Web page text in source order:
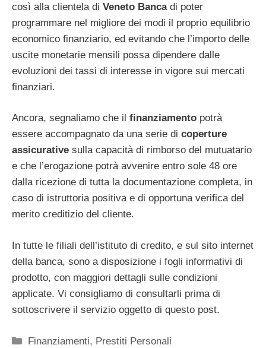
così alla clientela di Veneto Bancadi poter
programmare nel migliore dei modi il proprio equilibrio
economico finanziario, ed evitando che l’importo delle
uscite monetarie mensili possa dipendere dalle
evoluzioni dei tassi di interesse in vigore sui mercati
finanziari.
Ancora, segnaliamo che il finanziamento potrà
essere accompagnato da una serie di coperture
assicurative sulla capacità di rimborso del mutuatario
e che l’erogazione potrà avvenire entro sole 48 ore
dalla ricezione di tutta la documentazione completa, in
caso di istruttoria positiva e di opportuna verifica del
merito creditizio del cliente.
In tutte le filiali dell’istituto di credito, e sul sito internet
della banca, sono a disposizione i fogli informativi di
prodotto, con maggiori dettagli sulle condizioni
applicate. Vi consigliamo di consultarli prima di
sottoscrivere il servizio oggetto di questo post.
Categorie
Finanziamenti, Prestiti Personali